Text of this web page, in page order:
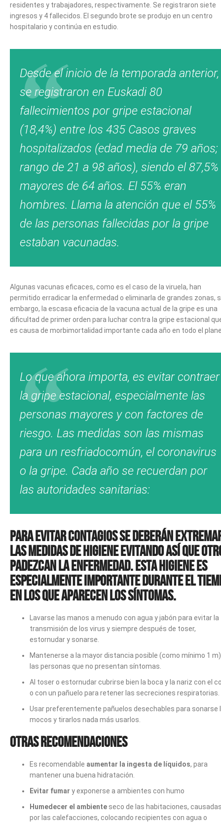
residentes y trabajadores, respectivamente. Se registraron siete
ingresos y 4 fallecidos. El segundo brote se produjo en un centro
hospitalario y continúa en estudio.
Desde el inicio de la temporada anterior,
se registraron en Euskadi 80
fallecimientos por gripe estacional
(18,4%) entre los 435 Casos graves
hospitalizados (edad media de 79 años;
rango de 21 a 98 años), siendo el 87,5%
mayores de 64 años. El 55% eran
hombres. Llama la atención que el 55%
de las personas fallecidas por la gripe
estaban vacunadas.
Algunas vacunas eficaces, como es el caso de la viruela, han
permitido erradicar la enfermedad o eliminarla de grandes zonas,
embargo, la escasa eficacia de la vacuna actual de la gripe es una
dificultad de primer orden para luchar contra la gripe estacional
es causa de morbimortalidad importante cada año en todo el
Lo que ahora importa, es evitar contraer
la gripe estacional, especialmente las
personas mayores y con factores de
riesgo. Las medidas son las mismas
para un resfriadocomún, el coronavirus
o la gripe. Cada año se recuerdan por
las autoridades sanitarias:
Para evitar contagiosse deberán
las medidas de higiene evitando así que
padezcan la enfermedad. Esta higiene es
especialmente importante durante el
en los que aparecen los síntomas.
Lavarse las manos a menudo con agua y jabón para evitar la
transmisión de los virus y siempre después de toser,
estornudar y sonarse.
Mantenerse a la mayor distancia posible (como mínimo 1
las personas que no presentan síntomas.
Al toser o estornudar cubrirse bien la boca y la nariz con el
o con un pañuelo para retener las secreciones respiratorias.
Usar preferentemente pañuelos desechables para sonarse
mocos y tirarlos nada más usarlos.
Otras recomendaciones
Es recomendable aumentar la ingesta de líquidos, para
mantener una buena hidratación.
Evitar fumar y exponerse a ambientes con humo
Humedecer el ambiente seco de las habitaciones,
por las calefacciones, colocando recipientes con agua o